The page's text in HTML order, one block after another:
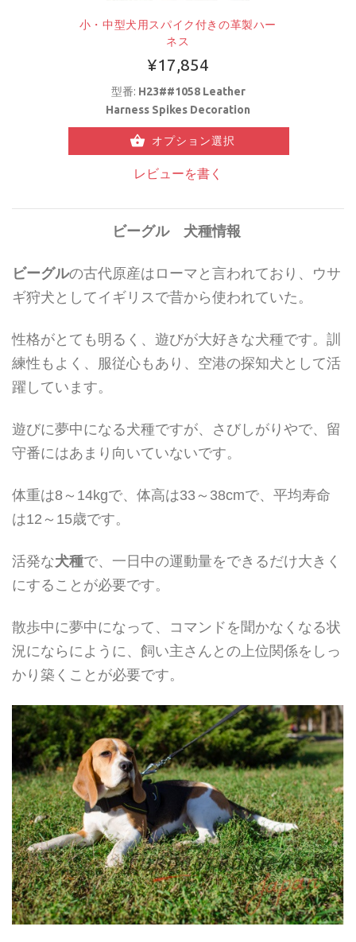
小・中型犬用スパイク付きの革製ハー
ネス
¥17,854
型番: H23##1058 Leather
Harness Spikes Decoration
オプション選択
レビューを書く
ビーグル 犬種情報
ビーグルの古代原産はローマと言われており、ウサ
ギ狩犬としてイギリスで昔から使われていた。
性格がとても明るく、遊びが大好きな犬種です。訓
練性もよく、服従心もあり、空港の探知犬として活
躍しています。
遊びに夢中になる犬種ですが、さびしがりやで、留
守番にはあまり向いていないです。
体重は8～14kgで、体高は33～38cmで、平均寿命
は12～15歳です。
活発な犬種で、一日中の運動量をできるだけ大きく
にすることが必要です。
散歩中に夢中になって、コマンドを聞かなくなる状
況にならにように、飼い主さんとの上位関係をしっ
かり築くことが必要です。